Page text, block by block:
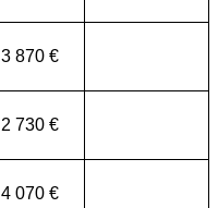
3 870 €
2 730 €
4 070 €